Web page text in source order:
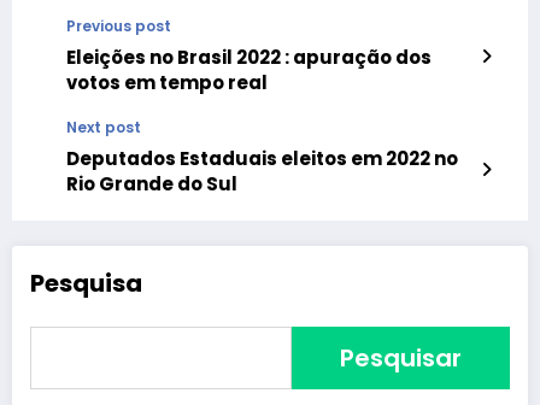
Previous post
Eleições no Brasil 2022 : apuração dos
votos em tempo real
Next post
Deputados Estaduais eleitos em 2022 no
Rio Grande do Sul
Pesquisa
Pesquisar